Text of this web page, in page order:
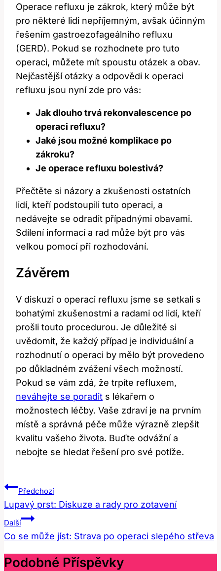
Operace refluxu je ​zákrok, který může být
pro ​některé lidi nepříjemným, avšak účinným
řešením gastroezofageálního refluxu
(GERD). Pokud se ‍rozhodnete pro⁢ tuto
operaci, můžete mít spoustu otázek a obav. ​
Nejčastější otázky a odpovědi k operaci
refluxu jsou nyní zde pro vás:
Jak dlouho trvá rekonvalescence po
operaci refluxu?
Jaké jsou možné komplikace po
zákroku?
Je operace refluxu bolestivá?
Přečtěte si názory a zkušenosti ostatních
lidí, kteří podstoupili tuto operaci, a
nedávejte se odradit případnými obavami.
Sdílení informací a rad může být pro vás
velkou pomocí při rozhodování.
Závěrem
V‌ diskuzi o operaci refluxu jsme se setkali ⁤s
bohatými zkušenostmi a⁤ radami ‍od lidí, kteří
prošli touto procedurou. Je důležité si
‍uvědomit, že každý případ je individuální‌ a
rozhodnutí o operaci by mělo⁤ být provedeno
po důkladném zvážení všech ⁣možností.
Pokud se vám zdá, že ⁤trpíte refluxem,
neváhejte se⁢ poradit s lékařem ‌o
možnostech léčby. Vaše ​zdraví je⁢ na‌ prvním
místě ⁢a správná péče může výrazně zlepšit
kvalitu vašeho života. Buďte odvážní a
nebojte se ⁢hledat řešení pro své potíže.
Navigace
Pro
Příspěvek
Předchozí
Lupavý prst: Diskuze a rady pro zotavení
Další
Co se může jíst: Strava po operaci slepého střeva
Podobné Příspěvky